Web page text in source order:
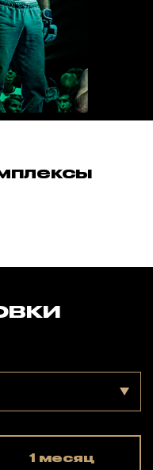
боксу
по боксу.
1 месяц